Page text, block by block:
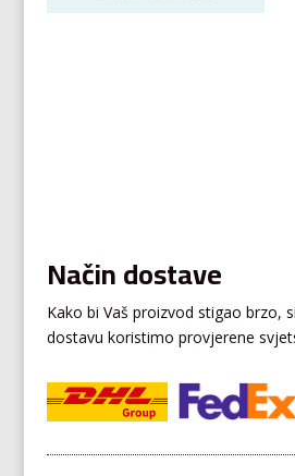
Način dostave
Kako bi Vaš proizvod stigao brzo,
dostavu koristimo provjerene